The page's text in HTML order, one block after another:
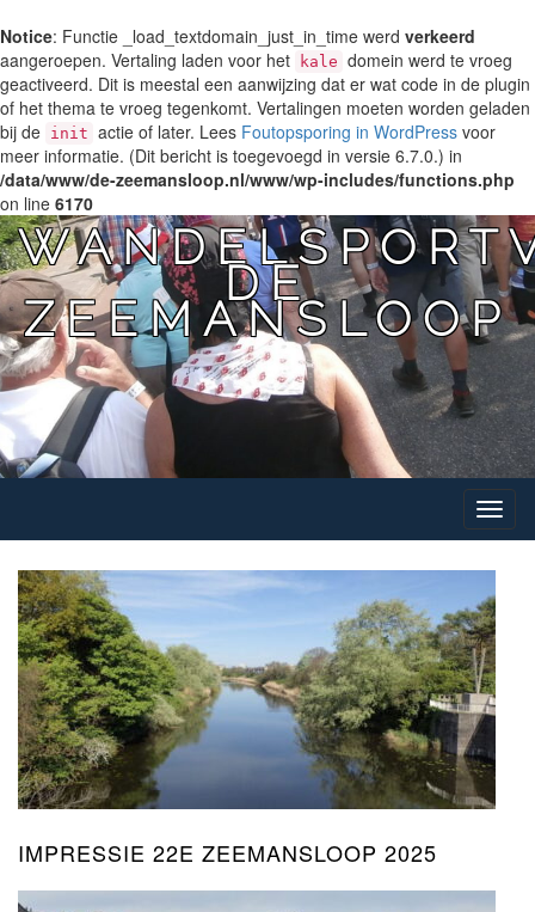
Notice: Functie _load_textdomain_just_in_time werd verkeerd
aangeroepen. Vertaling laden voor het
kale domein werd te vroeg
geactiveerd. Dit is meestal een aanwijzing dat er wat code in de plugin
of het thema te vroeg tegenkomt. Vertalingen moeten worden geladen
bij de init actie of later. Lees Foutopsporing in WordPress voor
meer informatie. (Dit bericht is toegevoegd in versie 6.7.0.) in
/data/www/de-zeemansloop.nl/www/wp-includes/functions.php
on line 6170
DE
ZEEMANSLOOP
IMPRESSIE 22E ZEEMANSLOOP 2025